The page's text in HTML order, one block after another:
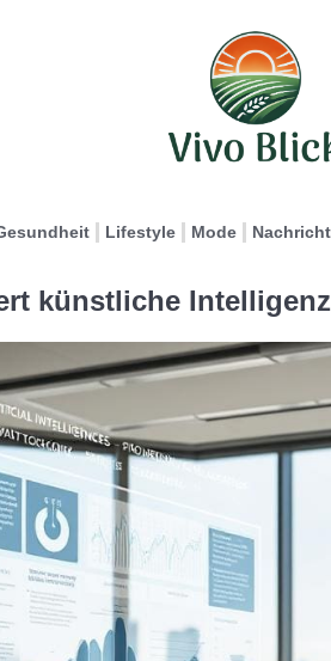
Lifestyle Mode
künstliche